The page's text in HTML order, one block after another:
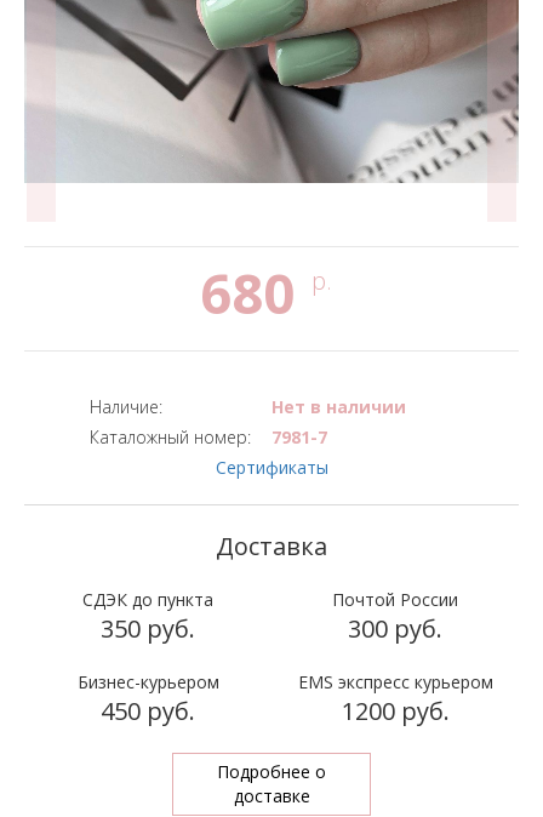
680 р.
Наличие:
Нет в наличии
Каталожный номер:
7981-7
Сертификаты
СДЭК до пункта
350 руб.
Почтой России
300 руб.
Бизнес-курьером
450 руб.
EMS экспресс курьером
1200 руб.
Подробнее о
доставке